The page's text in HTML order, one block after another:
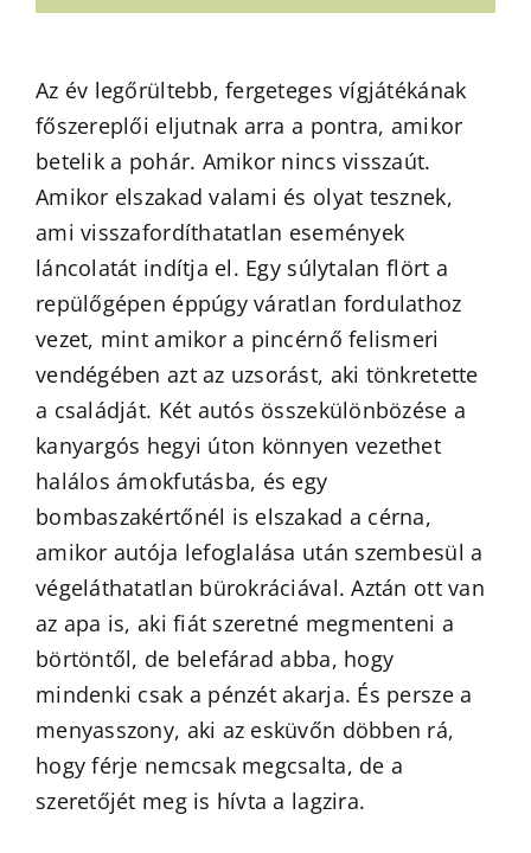
Az év legőrültebb, fergeteges vígjátékának
főszereplői eljutnak arra a pontra, amikor
betelik a pohár. Amikor nincs visszaút.
Amikor elszakad valami és olyat tesznek,
ami visszafordíthatatlan események
láncolatát indítja el. Egy súlytalan flört a
repülőgépen éppúgy váratlan fordulathoz
vezet, mint amikor a pincérnő felismeri
vendégében azt az uzsorást, aki tönkretette
a családját. Két autós összekülönbözése a
kanyargós hegyi úton könnyen vezethet
halálos ámokfutásba, és egy
bombaszakértőnél is elszakad a cérna,
amikor autója lefoglalása után szembesül a
végeláthatatlan bürokráciával. Aztán ott van
az apa is, aki fiát szeretné megmenteni a
börtöntől, de belefárad abba, hogy
mindenki csak a pénzét akarja. És persze a
menyasszony, aki az esküvőn döbben rá,
hogy férje nemcsak megcsalta, de a
szeretőjét meg is hívta a lagzira.